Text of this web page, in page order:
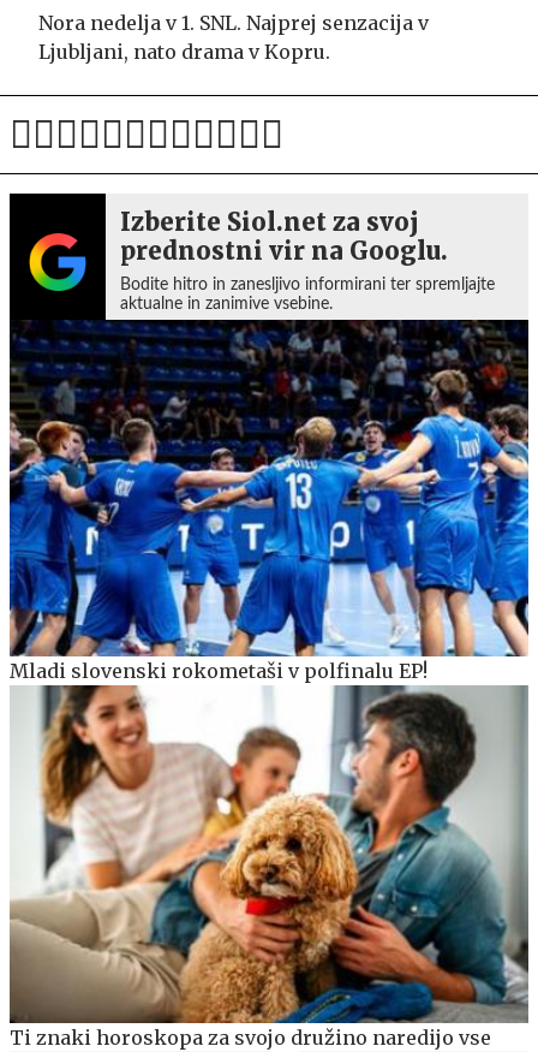
Nora nedelja v 1. SNL. Najprej senzacija v
Ljubljani, nato drama v Kopru.
Izberite Siol.net za svoj
prednostni vir na Googlu.
Bodite hitro in zanesljivo informirani ter spremljajte
aktualne in zanimive vsebine.
Mladi slovenski rokometaši v polfinalu EP!
Ti znaki horoskopa za svojo družino naredijo vse